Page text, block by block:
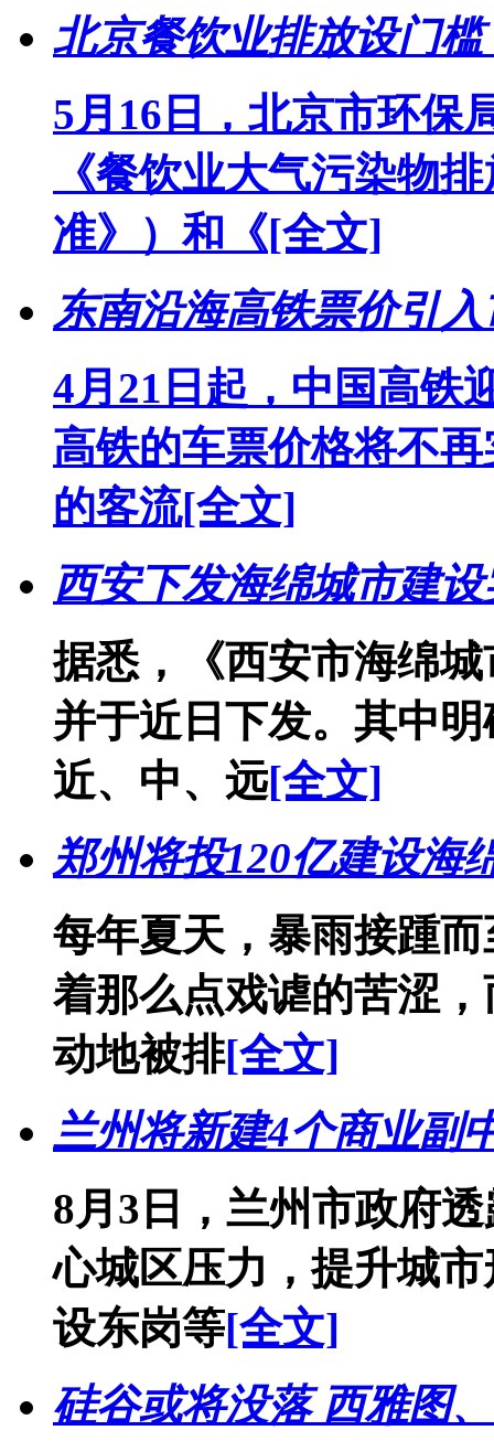
北京餐饮业排放设门
5月16日，北京市环保
《餐饮业大气污染物
准》）和《[全文]
东南沿海高铁票价引
4月21日起，中国高铁
高铁的车票价格将不
的客流[全文]
西安下发海绵城市建
据悉，《西安市海绵
并于近日下发。其中
近、中、远[全文]
郑州将投120亿建设海
每年夏天，暴雨接踵
着那么点戏谑的苦涩
动地被排[全文]
兰州将新建4个商业副
8月3日，兰州市政府
心城区压力，提升城
设东岗等[全文]
硅谷或将没落 西雅图